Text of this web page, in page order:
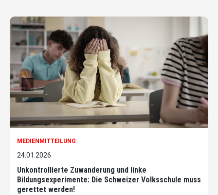
MEDIENMITTEILUNG
24.01.2026
Unkontrollierte Zuwanderung und linke
Bildungsexperimente: Die Schweizer Volksschule muss
gerettet werden!